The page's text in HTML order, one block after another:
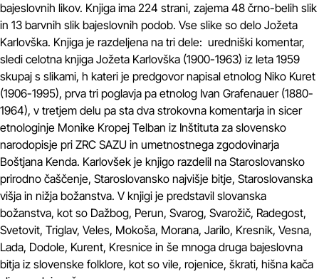
bajeslovnih likov. Knjiga ima 224 strani, zajema 48 črno-belih slik
in 13 barvnih slik bajeslovnih podob. Vse slike so delo Jožeta
Karlovška. Knjiga je razdeljena na tri dele: uredniški komentar,
sledi celotna knjiga Jožeta Karlovška (1900-1963) iz leta 1959
skupaj s slikami, h kateri je predgovor napisal etnolog Niko Kuret
(1906-1995), prva tri poglavja pa etnolog Ivan Grafenauer (1880-
1964), v tretjem delu pa sta dva strokovna komentarja in sicer
etnologinje Monike Kropej Telban iz Inštituta za slovensko
narodopisje pri ZRC SAZU in umetnostnega zgodovinarja
Boštjana Kenda. Karlovšek je knjigo razdelil na Staroslovansko
prirodno čaščenje, Staroslovansko najvišje bitje, Staroslovanska
višja in nižja božanstva. V knjigi je predstavil slovanska
božanstva, kot so Dažbog, Perun, Svarog, Svarožič, Radegost,
Svetovit, Triglav, Veles, Mokoša, Morana, Jarilo, Kresnik, Vesna,
Lada, Dodole, Kurent, Kresnice in še mnoga druga bajeslovna
bitja iz slovenske folklore, kot so vile, rojenice, škrati, hišna kača